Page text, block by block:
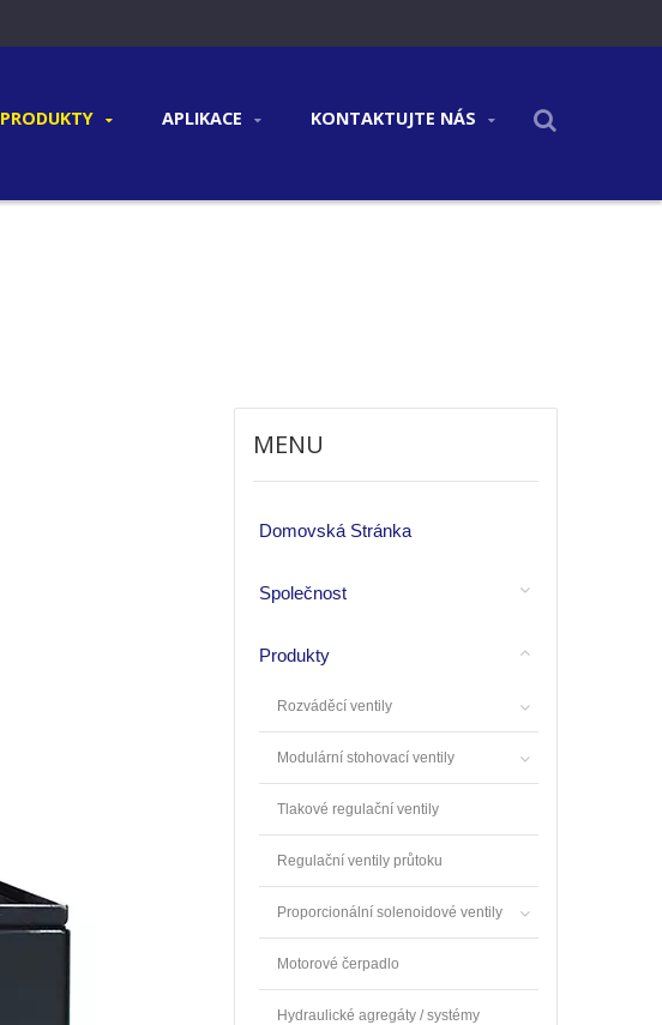
PRODUKTY APLIKACE KONTAKTUJTE NÁS
MENU
Domovská Stránka
Společnost
Produkty
Rozváděcí ventily
Modulární stohovací ventily
Tlakové regulační ventily
Regulační ventily průtoku
Proporcionální solenoidové ventily
Motorové čerpadlo
Hydraulické agregáty / systémy